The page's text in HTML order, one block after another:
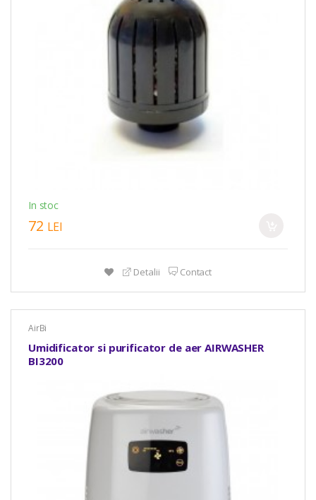
In stoc
72 LEI
Detalii Contact
AirBi
Umidificator si purificator de aer AIRWASHER
BI3200